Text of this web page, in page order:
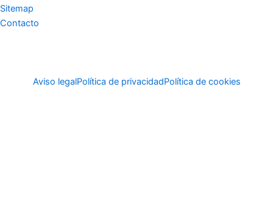
Sitemap
Contacto
Aviso legalPolítica de privacidadPolítica de cookies